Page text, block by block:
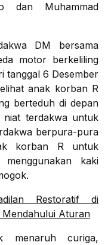
dan Muhammad
DM bersama
motor berkeliling
tanggal 6 Desember
anak korban R
berteduh di depan
terdakwa untuk
berpura-pura
korban R untuk
kaki
Restoratif di
Mendahului Aturan
curiga,